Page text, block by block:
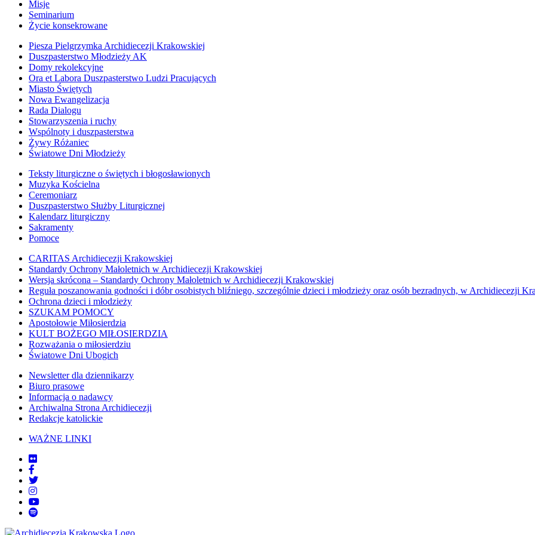
Misje
Seminarium
Życie konsekrowane
Piesza Pielgrzymka Archidiecezji Krakowskiej
Duszpasterstwo Młodzieży AK
Domy rekolekcyjne
Ora et Labora Duszpasterstwo Ludzi Pracujących
Miasto Świętych
Nowa Ewangelizacja
Rada Dialogu
Stowarzyszenia i ruchy
Wspólnoty i duszpasterstwa
Żywy Różaniec
Światowe Dni Młodzieży
Teksty liturgiczne o świętych i błogosławionych
Muzyka Kościelna
Ceremoniarz
Duszpasterstwo Służby Liturgicznej
Kalendarz liturgiczny
Sakramenty
Pomoce
CARITAS Archidiecezji Krakowskiej
Standardy Ochrony Małoletnich w Archidiecezji Krakowskiej
Wersja skrócona – Standardy Ochrony Małoletnich w Archidiecezji Krakowskiej
Reguła poszanowania godności i dóbr osobistych bliźniego, szczególnie dzieci i młodzieży oraz osób bezradnych, w Archidiecezji
Ochrona dzieci i młodzieży
SZUKAM POMOCY
Apostołowie Miłosierdzia
KULT BOŻEGO MIŁOSIERDZIA
Rozważania o miłosierdziu
Światowe Dni Ubogich
Newsletter dla dziennikarzy
Biuro prasowe
Informacja o nadawcy
Archiwalna Strona Archidiecezji
Redakcje katolickie
WAŻNE LINKI